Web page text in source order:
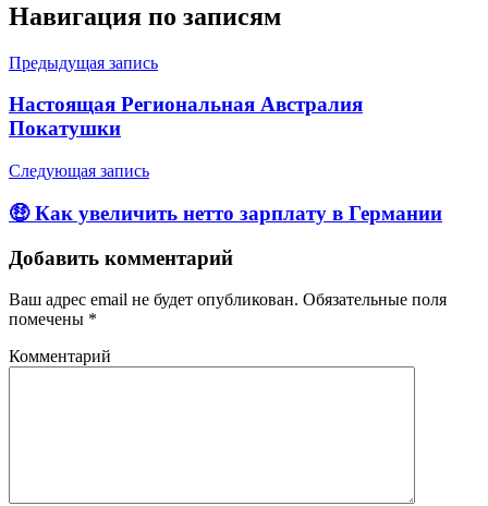
Навигация по записям
Предыдущая запись
Настоящая Региональная Австралия
Покатушки
Следующая запись
🤑 Как увеличить нетто зарплату в Германии
Добавить комментарий
Ваш адрес email не будет опубликован. Обязательные поля
помечены *
Комментарий